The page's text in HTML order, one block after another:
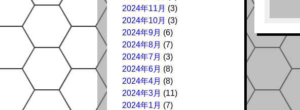
2024年11月 (3)
2024年10月 (3)
2024年9月 (6)
2024年8月 (7)
2024年7月 (3)
2024年6月 (8)
2024年4月 (8)
2024年3月 (11)
2024年1月 (7)